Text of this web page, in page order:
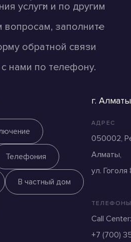
услуги и по другим
заполните
обратной cвязи
нами по телефону.
Телефония
В частный дом
г. Алматы
АДРЕС
050002,
Алматы,
ул.
Call
+7 (700)